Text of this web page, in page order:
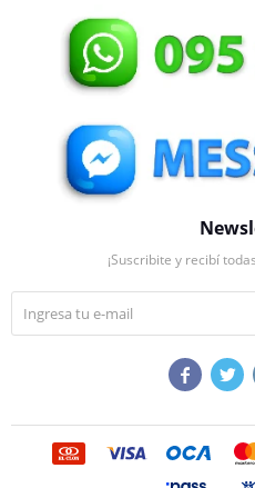
¡Suscribite y recibí
 